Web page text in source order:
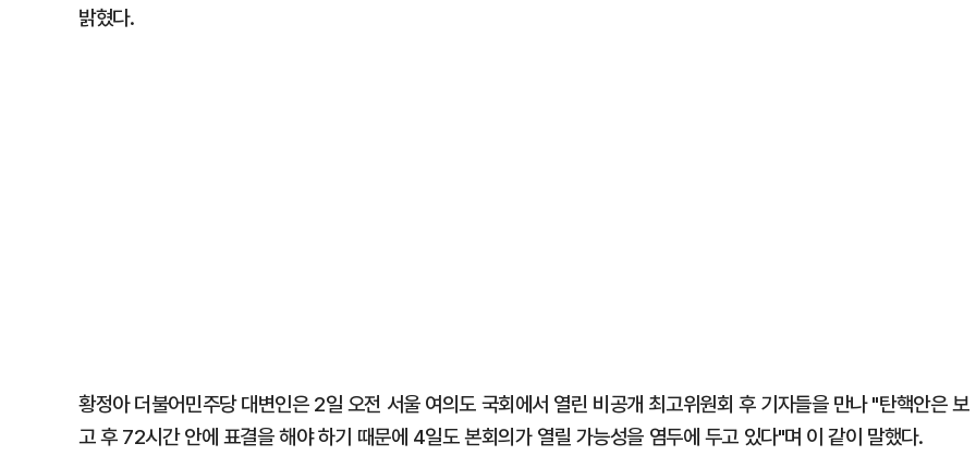
밝혔다.
황정아 더불어민주당 대변인은 2일 오전 서울 여의도 국회에서 열린 비공개 최고위원회 후 기자들을 만나 "탄핵안은 보
고 후 72시간 안에 표결을 해야 하기 때문에 4일도 본회의가 열릴 가능성을 염두에 두고 있다"며 이 같이 말했다.